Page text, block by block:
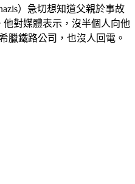
）急切想知道父親於事故
對媒體表示，沒半個人向他
臘鐵路公司，也沒人回電。